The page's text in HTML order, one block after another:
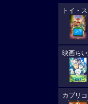
トイ・
映画ち
カプリ